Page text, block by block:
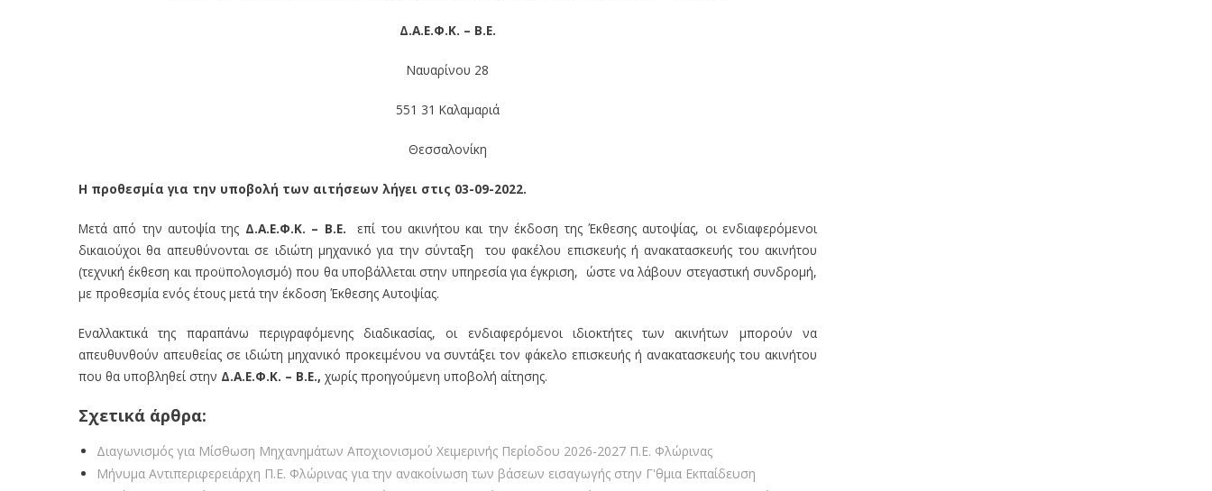
Δ.Α.Ε.Φ.Κ. – Β.Ε.
Ναυαρίνου 28
551 31 Καλαμαριά
Θεσσαλονίκη
Η προθεσμία για την υποβολή των αιτήσεων λήγει στις 03-09-2022.
Μετά από την αυτοψία της Δ.Α.Ε.Φ.Κ. – Β.Ε.
επί του ακινήτου και την έκδοση της Έκθεσης αυτοψίας, οι ενδιαφερόμενοι
δικαιούχοι θα απευθύνονται σε ιδιώτη μηχανικό για την σύνταξη του φακέλου επισκευής ή ανακατασκευής του ακινήτου
(τεχνική έκθεση και προϋπολογισμό) που θα υποβάλλεται στην υπηρεσία για έγκριση, ώστε να λάβουν στεγαστική συνδρομή,
με προθεσμία ενός έτους μετά την έκδοση Έκθεσης Αυτοψίας.
Εναλλακτικά της παραπάνω περιγραφόμενης διαδικασίας, οι ενδιαφερόμενοι ιδιοκτήτες των ακινήτων μπορούν να
απευθυνθούν απευθείας σε ιδιώτη μηχανικό προκειμένου να συντάξει τον φάκελο επισκευής ή ανακατασκευής του ακινήτου
που θα υποβληθεί στην Δ.Α.Ε.Φ.Κ. – Β.Ε., χωρίς προηγούμενη υποβολή αίτησης.
Σχετικά άρθρα:
Διαγωνισμός για Μίσθωση Μηχανημάτων Αποχιονισμού Χειμερινής Περίοδου 2026-2027 Π.Ε. Φλώρινας
Μήνυμα Αντιπεριφερειάρχη Π.Ε. Φλώρινας για την ανακοίνωση των βάσεων εισαγωγής στην Γ'θμια Εκπαίδευση